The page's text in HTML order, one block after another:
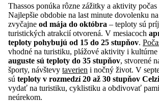
Thassos ponúka rôzne zážitky a aktivity počas
Najlepšie obdobie na last minute dovolenku
zvyčajne od mája do októbra – teploty sú
turistických atrakcií otvorená. V mesiacoch
teploty pohybujú od 15 do 25 stupňov.
vhodné na turistiku, plážové aktivity i kultúrne
auguste sú teploty do 35 stupňov, stvorené
športy, návštevy taverien i nočný život. V
sú teploty v rozmedzí 20 až 30 stupňov
vydať na turistiku, cyklistiku a obdivovať
neúrekom.